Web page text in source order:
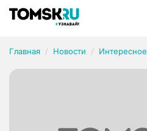
Главная Новости Интересное